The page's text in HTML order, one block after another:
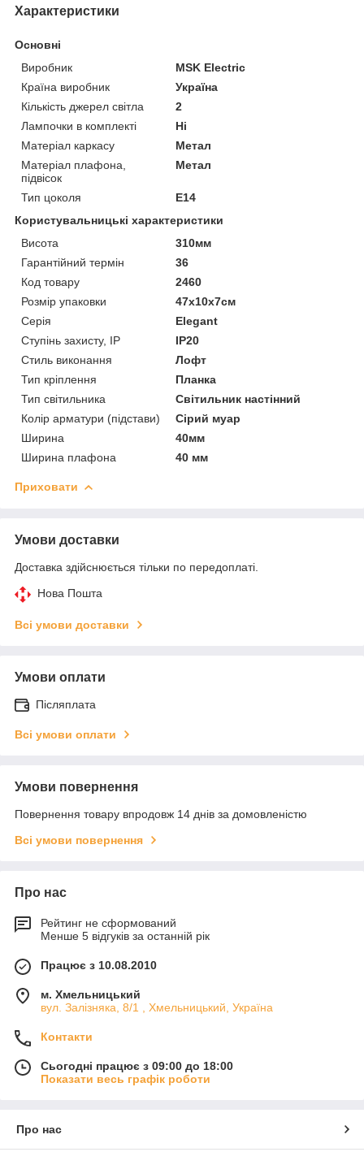
Характеристики
Основні
Виробник
MSK Electric
Країна виробник
Україна
Кількість джерел світла
2
Лампочки в комплекті
Ні
Матеріал каркасу
Метал
Матеріал плафона,
підвісок
Метал
Тип цоколя
E14
Користувальницькі характеристики
Висота
310мм
Гарантійний термін
36
Код товару
2460
Розмір упаковки
47х10х7см
Серія
Elegant
Ступінь захисту, IP
IP20
Стиль виконання
Лофт
Тип кріплення
Планка
Тип світильника
Світильник настінний
Колір арматури (підстави)
Сірий муар
Ширина
40мм
Ширина плафона
40 мм
Приховати
Умови доставки
Доставка здійснюється тільки по передоплаті.
Нова Пошта
Всі умови доставки
Умови оплати
Післяплата
Всі умови оплати
Умови повернення
Повернення товару впродовж 14 днів за домовленістю
Всі умови повернення
Про нас
Рейтинг не сформований
Менше 5 відгуків за останній рік
Працює з 10.08.2010
м. Хмельницький
вул. Залізняка, 8/1 , Хмельницький, Україна
Контакти
Сьогодні працює з 09:00 до 18:00
Показати весь графік роботи
Про нас